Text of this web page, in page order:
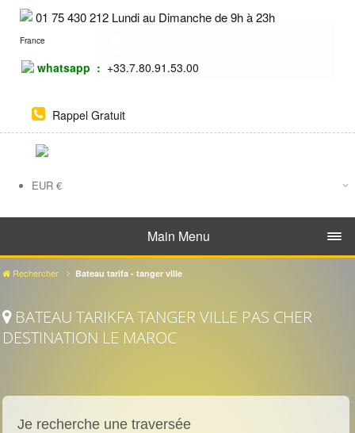
01 75 430 212 Lundi au Dimanche de 9h à 23h
France
whatsapp : +33.7.80.91.53.00
Rappel Gratuit
EUR €
DH
Main Menu
Rechercher Bateau tarifa - tanger ville
BATEAU TARIKFA TANGER VILLE PAS CHER
DESTINATION LE MAROC
Je recherche une traversée